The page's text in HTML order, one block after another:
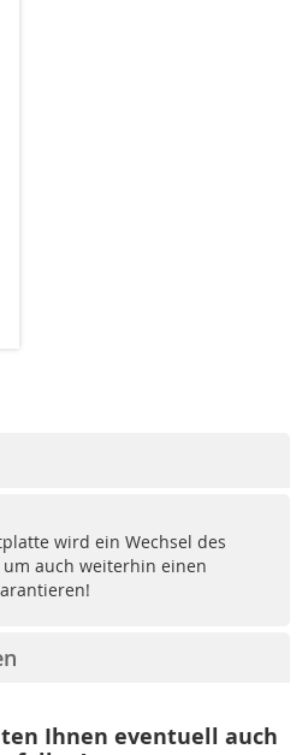
wird ein Wechsel des
auch weiterhin einen
Ihnen eventuell auch